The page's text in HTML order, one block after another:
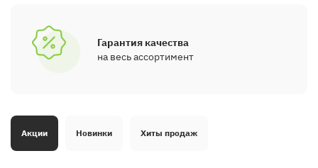
Гарантия качества
на весь ассортимент
Акции Новинки Хиты продаж